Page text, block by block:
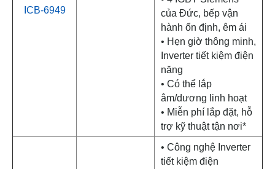
ICB-6949
của Đức, bếp vận
hành ổn định, êm ái
• Hẹn giờ thông minh,
Inverter tiết kiệm điện
năng
• Có thể lắp
âm/dương linh hoạt
• Miễn phí lắp đặt, hỗ
trợ kỹ thuật tận nơi*
• Công nghệ Inverter
tiết kiệm điện